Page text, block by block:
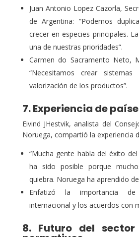
Juan Antonio Lopez Cazorla,
de Argentina: “Podemos
crecer en especies principales.
una de nuestras prioridades”.
Carmen do Sacramento Neto,
“Necesitamos crear
valorización de los productos”.
7. Experiencia de
Eivind JHestvik, analista del
Noruega, compartió la experiencia
“Mucha gente habla del éxito
ha sido posible porque
quiebra. Noruega ha aprendido
Enfatizó la importancia
internacional y los acuerdos con
8. Futuro del